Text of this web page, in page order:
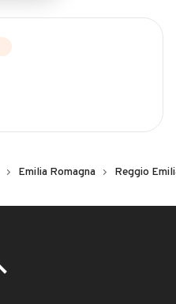
Emilia Romagna Reggio